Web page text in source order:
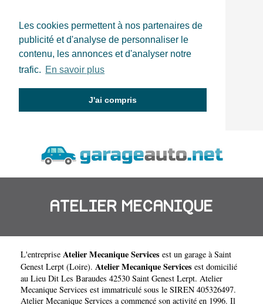
Les cookies permettent à nos partenaires de
publicité et d'analyse de personnaliser le
contenu, les annonces et d'analyser notre
trafic. En savoir plus
J'ai compris
ATELIER MECANIQUE
SERVICES
L'entreprise Atelier Mecanique Services est un garage à Saint
Genest Lerpt (Loire). Atelier Mecanique Services est domicilié
au Lieu Dit Les Baraudes 42530 Saint Genest Lerpt. Atelier
Mecanique Services est immatriculé sous le SIREN 405326497.
Atelier Mecanique Services a commencé son activité en 1996. Il